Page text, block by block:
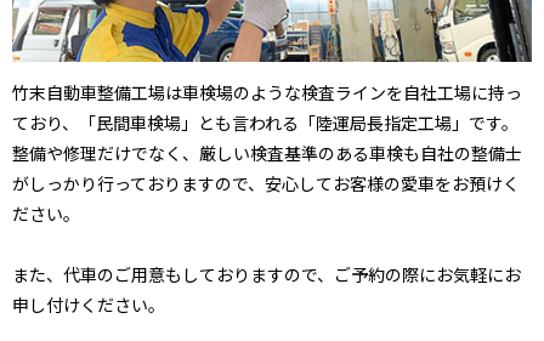
竹末自動車整備工場は車検場のような検査ラインを自社工場に持っ
ており、「民間車検場」とも言われる「陸運局長指定工場」です。
整備や修理だけでなく、厳しい検査基準のある車検も自社の整備士
がしっかり行っておりますので、安心してお客様の愛車をお預けく
ださい。
また、代車のご用意もしておりますので、ご予約の際にお気軽にお
申し付けください。